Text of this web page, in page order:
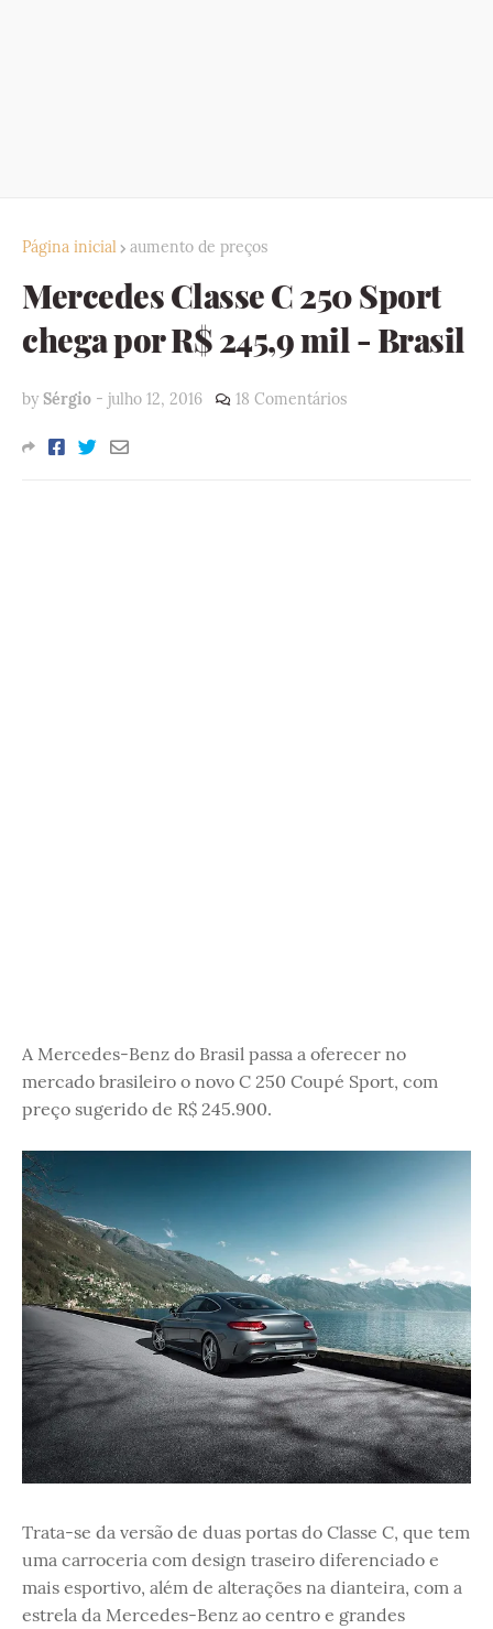
Página inicial aumento de preços
Mercedes Classe C 250 Sport
chega por R$ 245,9 mil - Brasil
by Sérgio - julho 12, 2016 18 Comentários
A Mercedes-Benz do Brasil passa a oferecer no
mercado brasileiro o novo C 250 Coupé Sport, com
preço sugerido de R$ 245.900.
Trata-se da versão de duas portas do Classe C, que tem
uma carroceria com design traseiro diferenciado e
mais esportivo, além de alterações na dianteira, com a
estrela da Mercedes-Benz ao centro e grandes